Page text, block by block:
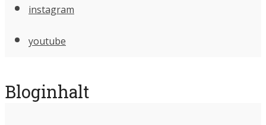
instagram
youtube
Bloginhalt